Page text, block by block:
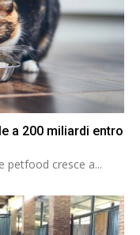
a 200 miliardi entro
petfood cresce a...